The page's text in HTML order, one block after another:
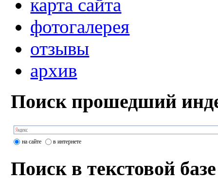
карта сайта
фотогалерея
отзывы
архив
Поиск прошедший
на сайте в интернете
Поиск в текстовой базе